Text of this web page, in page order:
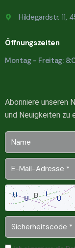
Hildegardstr. 11,
Öffnungszeiten
Montag - Freitag:
Abonniere unseren
und Neuigkeiten zu